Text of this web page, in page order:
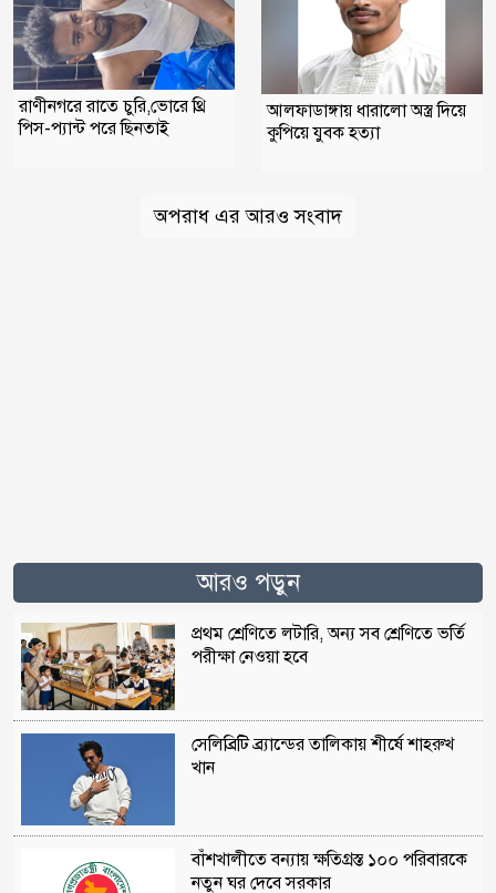
রাণীনগরে রাতে চুরি,ভোরে থ্রি
পিস-প্যান্ট পরে ছিনতাই
আলফাডাঙ্গায় ধারালো অস্ত্র দিয়ে
কুপিয়ে যুবক হত্যা
অপরাধ এর আরও সংবাদ
আরও পড়ুন
প্রথম শ্রেণিতে লটারি, অন্য সব শ্রেণিতে ভর্তি
পরীক্ষা নেওয়া হবে
সেলিব্রিটি ব্র্যান্ডের তালিকায় শীর্ষে শাহরুখ
খান
বাঁশখালীতে বন্যায় ক্ষতিগ্রস্ত ১০০ পরিবারকে
নতুন ঘর দেবে সরকার